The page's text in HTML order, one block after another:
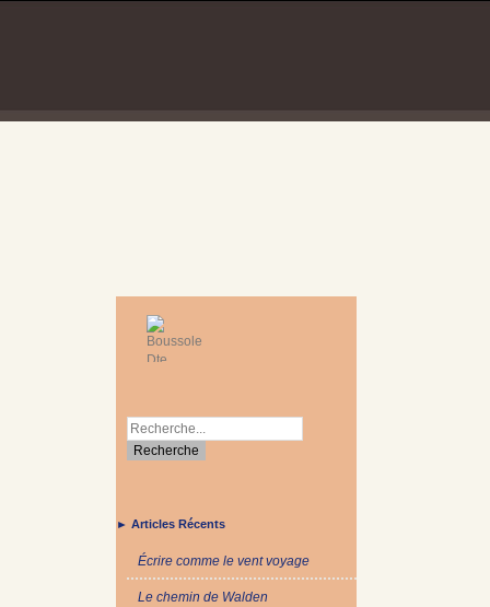
► Articles Récents
Écrire comme le vent voyage
Le chemin de Walden